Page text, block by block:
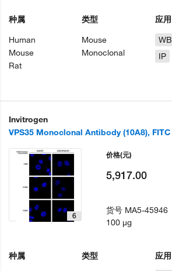
种属
Human
Mouse
Rat
类型
Mouse
Monoclonal
应用
WB
IP
Invitrogen
VPS35 Monoclonal Antibody (10A8), FITC
6
种属 类型 应用
价格(元)
5,917.00
货号 MA5-45946
100 µg